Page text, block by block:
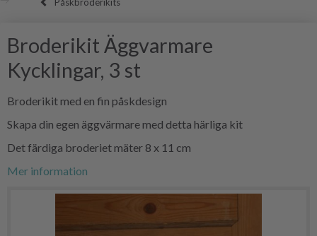
Broderikit Äggvarmare
Kycklingar, 3 st
Broderikit med en fin påskdesign
Skapa din egen äggvärmare med detta härliga kit
Det färdiga broderiet mäter 8 x 11 cm
Mer information